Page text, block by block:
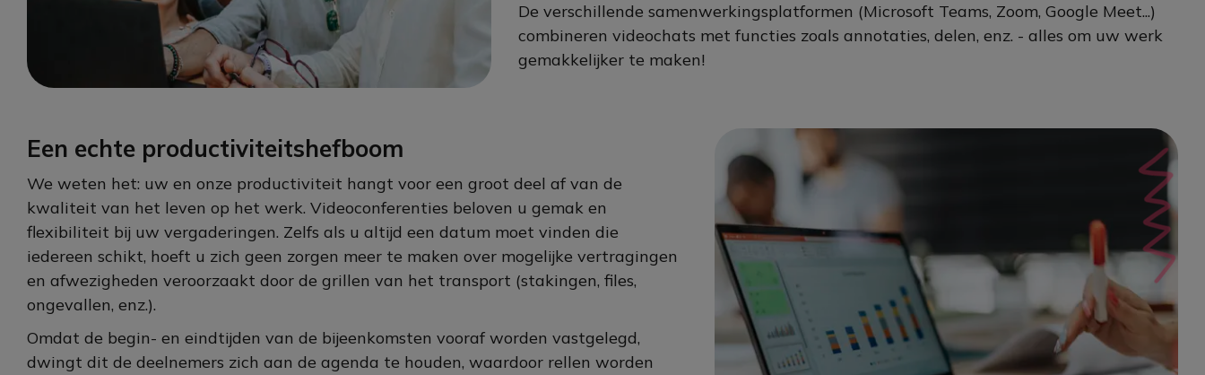
De verschillende samenwerkingsplatformen (Microsoft Teams, Zoom, Google Meet...)
combineren videochats met functies zoals annotaties, delen, enz. - alles om uw werk
gemakkelijker te maken!
Een echte productiviteitshefboom
We weten het: uw en onze productiviteit hangt voor een groot deel af van de
kwaliteit van het leven op het werk. Videoconferenties beloven u gemak en
flexibiliteit bij uw vergaderingen. Zelfs als u altijd een datum moet vinden die
iedereen schikt, hoeft u zich geen zorgen meer te maken over mogelijke vertragingen
en afwezigheden veroorzaakt door de grillen van het transport (stakingen, files,
ongevallen, enz.).
Omdat de begin- en eindtijden van de bijeenkomsten vooraf worden vastgelegd,
dwingt dit de deelnemers zich aan de agenda te houden, waardoor rellen worden